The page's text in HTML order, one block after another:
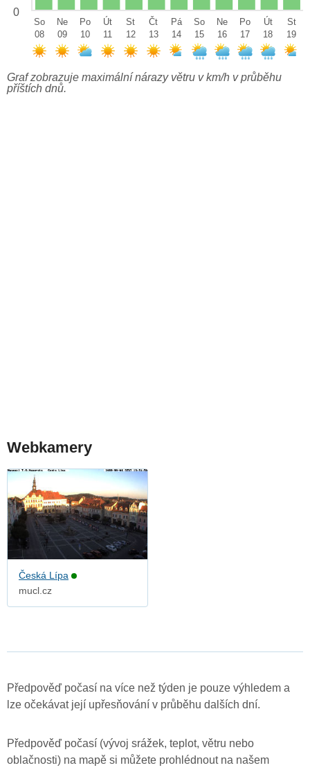
0
So
08
Ne
09
Po
10
Út
11
St
12
Čt
13
Pá
14
So
15
Ne
16
Po
17
Út
18
St
19
Graf zobrazuje maximální nárazy větru v km/h v průběhu
příštích dnů.
Webkamery
Česká Lípa
mucl.cz
Předpověď počasí na více než týden je pouze výhledem a
lze očekávat její upřesňování v průběhu dalších dní.
Předpověď počasí (vývoj srážek, teplot, větru nebo
oblačnosti) na mapě si můžete prohlédnout na našem